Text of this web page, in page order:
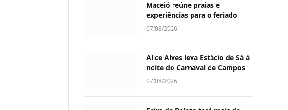
Maceió reúne praias e
experiências para o feriado
07/08/2026
Alice Alves leva Estácio de Sá à
noite do Carnaval de Campos
07/08/2026